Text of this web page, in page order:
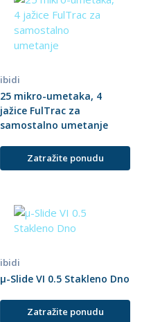
ibidi
25 mikro-umetaka, 4
jažice FulTrac za
samostalno umetanje
Zatražite ponudu
ibidi
µ-Slide VI 0.5 Stakleno Dno
Zatražite ponudu